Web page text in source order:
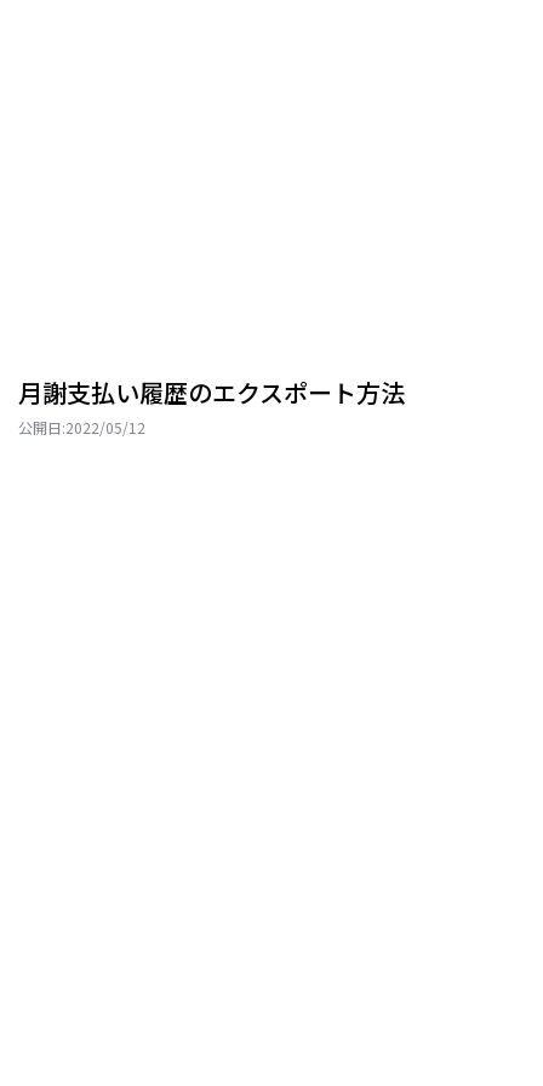
月謝支払い履歴のエクスポート方法
公開日:2022/05/12